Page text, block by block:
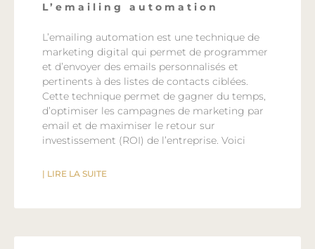
L’emailing automation
L’emailing automation est une technique de
marketing digital qui permet de programmer
et d’envoyer des emails personnalisés et
pertinents à des listes de contacts ciblées.
Cette technique permet de gagner du temps,
d’optimiser les campagnes de marketing par
email et de maximiser le retour sur
investissement (ROI) de l’entreprise. Voici
| LIRE LA SUITE